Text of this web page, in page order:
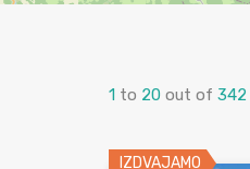
1 to 20 out of 342
IZDVAJAMO